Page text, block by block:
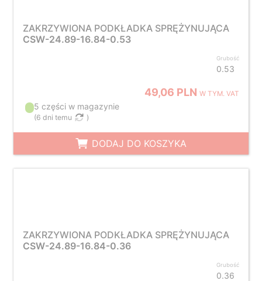
ZAKRZYWIONA PODKŁADKA SPRĘŻYNUJĄCA
CSW-24.89-16.84-0.53
Grubość
0.53
49,06 PLNW TYM. VAT
5 części w magazynie
(6 dni temu )
DODAJ DO KOSZYKA
ZAKRZYWIONA PODKŁADKA SPRĘŻYNUJĄCA
CSW-24.89-16.84-0.36
Grubość
0.36